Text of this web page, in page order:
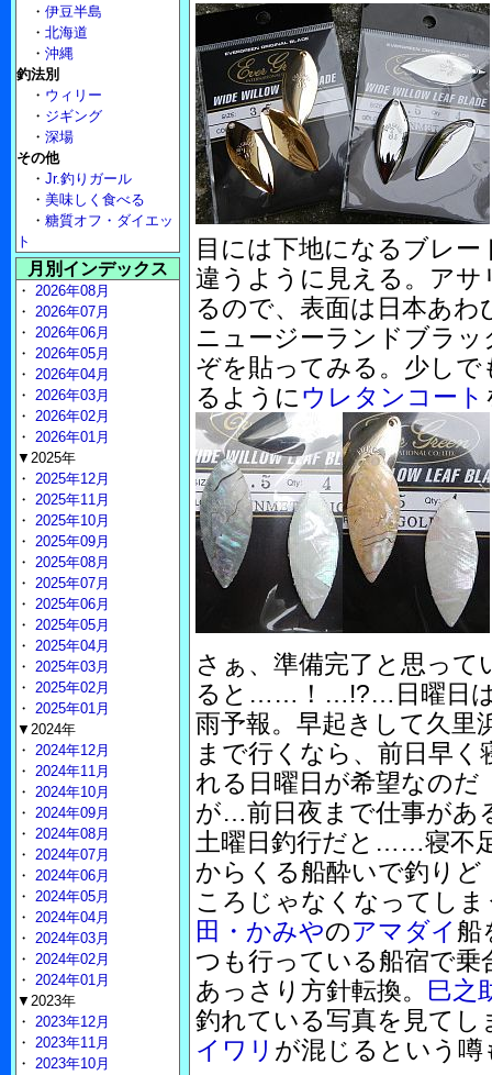
目には下地になるブレ
違うように見える。ア
るので、表面は日本あ
ニュージーランドブラ
ぞを貼ってみる。少し
るように ウレタンコート
さぁ、準備完了と思って
ると……！…!?…日曜日
雨予報。早起きして久里
まで行くなら、前日早く
れる日曜日が希望なのだ
が…前日夜まで仕事があ
土曜日釣行だと……寝不
からくる船酔いで釣りど
ころじゃなくなってし
田・かみやのアマダイ 船
つも行っている船宿で
あっさり方針転換。 巳之
釣れている写真を見て
イワリ が混じるという
・ 伊豆半島
・ 北海道
・ 沖縄
釣法別
・ ウィリー
・ ジギング
・ 深場
その他
・ Jr.釣りガール
・ 美味しく食べる
・ 糖質オフ・ダイエッ
ト
月別インデックス
・ 2026年08月
・ 2026年07月
・ 2026年06月
・ 2026年05月
・ 2026年04月
・ 2026年03月
・ 2026年02月
・ 2026年01月
▼2025年
・ 2025年12月
・ 2025年11月
・ 2025年10月
・ 2025年09月
・ 2025年08月
・ 2025年07月
・ 2025年06月
・ 2025年05月
・ 2025年04月
・ 2025年03月
・ 2025年02月
・ 2025年01月
▼2024年
・ 2024年12月
・ 2024年11月
・ 2024年10月
・ 2024年09月
・ 2024年08月
・ 2024年07月
・ 2024年06月
・ 2024年05月
・ 2024年04月
・ 2024年03月
・ 2024年02月
・ 2024年01月
▼2023年
・ 2023年12月
・ 2023年11月
・ 2023年10月